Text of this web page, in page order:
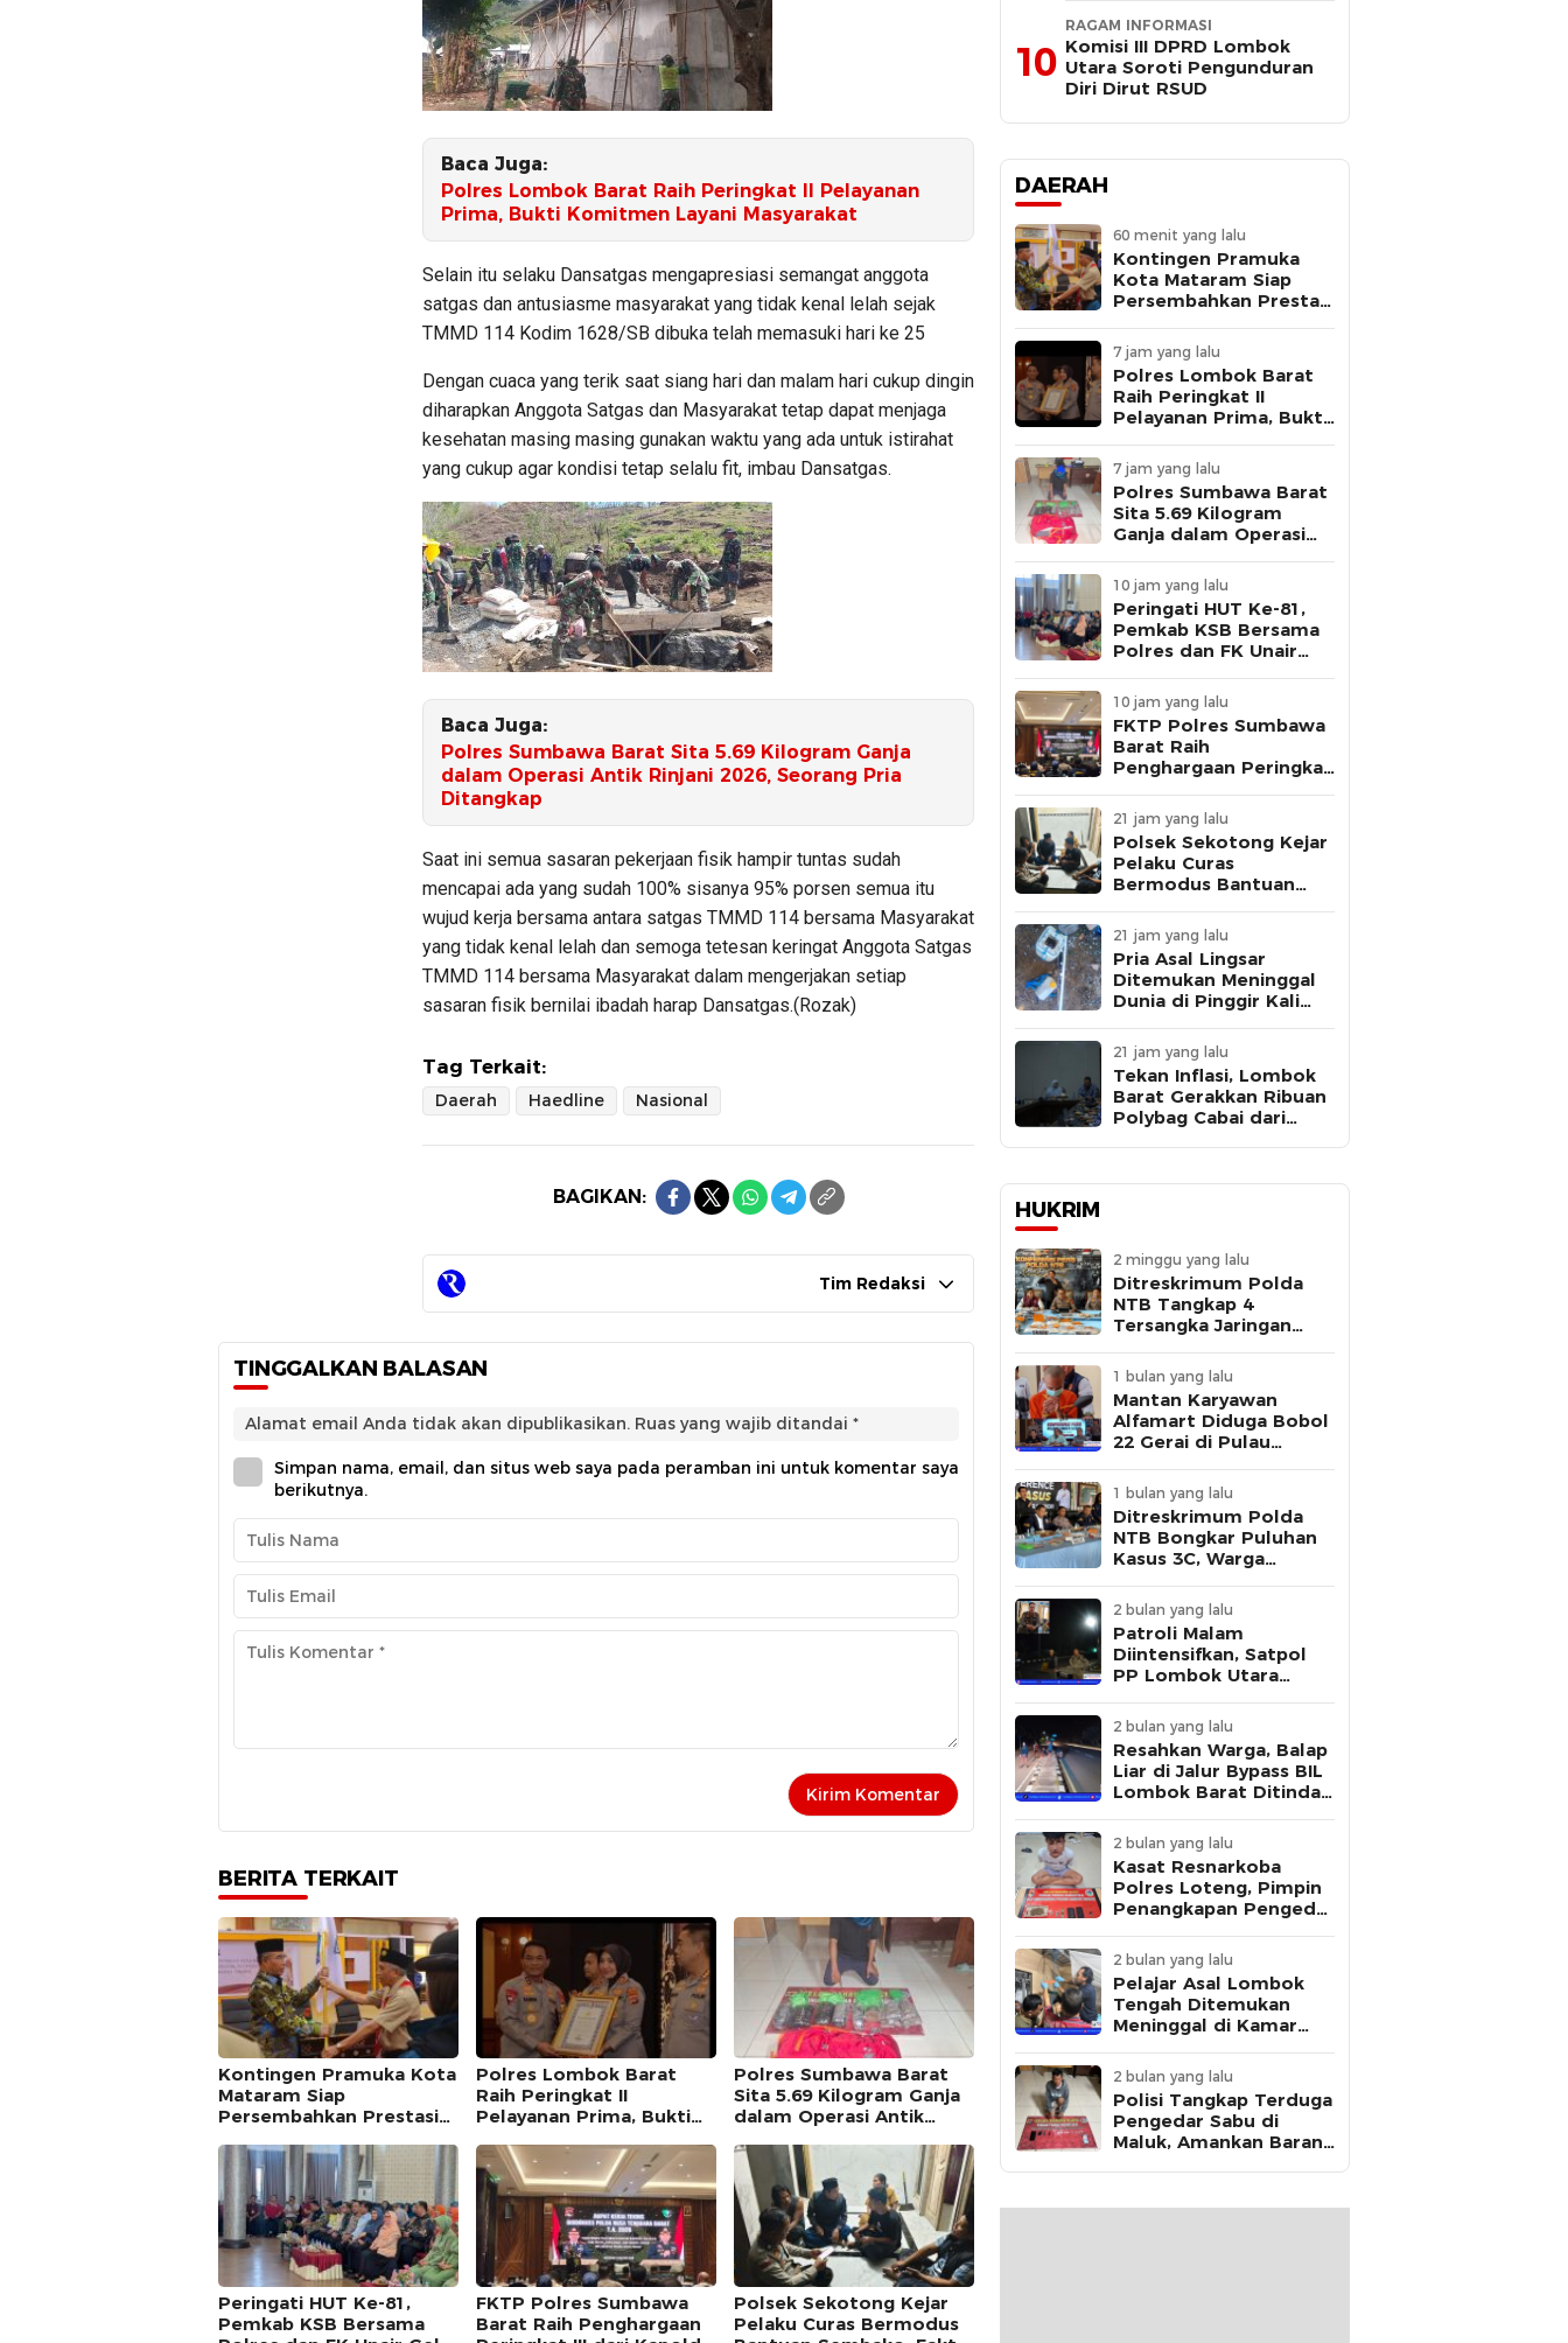
Baca Juga:
Polres Lombok Barat Raih Peringkat II Pelayanan
Prima, Bukti Komitmen Layani Masyarakat
Selain itu selaku Dansatgas mengapresiasi semangat anggota
satgas dan antusiasme masyarakat yang tidak kenal lelah sejak
TMMD 114 Kodim 1628/SB dibuka telah memasuki hari ke 25
Dengan cuaca yang terik saat siang hari dan malam hari cukup dingin
diharapkan Anggota Satgas dan Masyarakat tetap dapat menjaga
kesehatan masing masing gunakan waktu yang ada untuk istirahat
yang cukup agar kondisi tetap selalu fit, imbau Dansatgas.
Baca Juga:
Polres Sumbawa Barat Sita 5.69 Kilogram Ganja
dalam Operasi Antik Rinjani 2026, Seorang Pria
Ditangkap
Saat ini semua sasaran pekerjaan fisik hampir tuntas sudah
mencapai ada yang sudah 100% sisanya 95% porsen semua itu
wujud kerja bersama antara satgas TMMD 114 bersama Masyarakat
yang tidak kenal lelah dan semoga tetesan keringat Anggota Satgas
TMMD 114 bersama Masyarakat dalam mengerjakan setiap
sasaran fisik bernilai ibadah harap Dansatgas.(Rozak)
Tag Terkait:
Daerah Haedline Nasional
BAGIKAN:
Tim Redaksi
TINGGALKAN BALASAN
Alamat email Anda tidak akan dipublikasikan. Ruas yang wajib ditandai *
Simpan nama, email, dan situs web saya pada peramban ini untuk komentar saya
berikutnya.
BERITA TERKAIT
Kontingen Pramuka Kota
Mataram Siap
Persembahkan Prestasi
Cibubur
Polres Lombok Barat
Raih Peringkat II
Pelayanan Prima, Bukti
Masyarakat
Polres Sumbawa Barat
Sita 5.69 Kilogram Ganja
dalam Operasi Antik
Ditangkap
Peringati HUT Ke-81,
Pemkab KSB Bersama
FKTP Polres Sumbawa
Barat Raih Penghargaan
Polsek Sekotong Kejar
Pelaku Curas Bermodus
Masmirah
10
RAGAM INFORMASI
Komisi III DPRD Lombok
Utara Soroti Pengunduran
Diri Dirut RSUD
DAERAH
60 menit yang lalu
Kontingen Pramuka
Kota Mataram Siap
Persembahkan Prestasi
Cibubur
7 jam yang lalu
Polres Lombok Barat
Raih Peringkat II
Pelayanan Prima, Bukti
Masyarakat
7 jam yang lalu
Polres Sumbawa Barat
Sita 5.69 Kilogram
Ganja dalam Operasi
Seorang Pria Ditangkap
10 jam yang lalu
Peringati HUT Ke-81,
Pemkab KSB Bersama
Polres dan FK Unair
Kesehatan “1000 Hari
Pertama Kehidupan”
10 jam yang lalu
FKTP Polres Sumbawa
Barat Raih
Penghargaan Peringkat
Saat Rakernis
Biddokkes 2026
21 jam yang lalu
Polsek Sekotong Kejar
Pelaku Curas
Bermodus Bantuan
Penculikan Terungkap
21 jam yang lalu
Pria Asal Lingsar
Ditemukan Meninggal
Dunia di Pinggir Kali
Belut
21 jam yang lalu
Tekan Inflasi, Lombok
Barat Gerakkan Ribuan
Polybag Cabai dari
HUKRIM
2 minggu yang lalu
Ditreskrimum Polda
NTB Tangkap 4
Tersangka Jaringan
1 bulan yang lalu
Mantan Karyawan
Alfamart Diduga Bobol
22 Gerai di Pulau
Modus Pelaku
1 bulan yang lalu
Ditreskrimum Polda
NTB Bongkar Puluhan
Kasus 3C, Warga
Kewaspadaan
2 bulan yang lalu
Patroli Malam
Diintensifkan, Satpol
PP Lombok Utara
Remaja di Kawasan
Kantor Bupati
2 bulan yang lalu
Resahkan Warga, Balap
Liar di Jalur Bypass BIL
Lombok Barat Ditindak
2 bulan yang lalu
Kasat Resnarkoba
Polres Loteng, Pimpin
Penangkapan Pengedar
Mataram di Praya
2 bulan yang lalu
Pelajar Asal Lombok
Tengah Ditemukan
Meninggal di Kamar
Komunikasi Terakhir
Korban
2 bulan yang lalu
Polisi Tangkap Terduga
Pengedar Sabu di
Maluk, Amankan Barang